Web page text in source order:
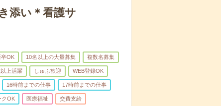
添い＊看護サ
卒OK 10名以上の大量募集 複数名募集
上活躍 しゅふ歓迎 WEB登録OK
16時前までの仕事 17時前までの仕事
クOK 医療福祉 交費支給